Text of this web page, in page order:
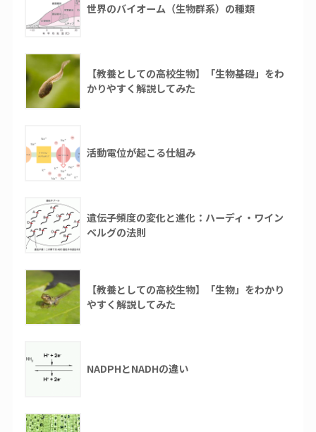
世界のバイオーム（生物群系）の種類
【教養としての高校生物】「生物基礎」をわ
かりやすく解説してみた
活動電位が起こる仕組み
遺伝子頻度の変化と進化：ハーディ・ワイン
ベルグの法則
【教養としての高校生物】「生物」をわかり
やすく解説してみた
NADPHとNADHの違い